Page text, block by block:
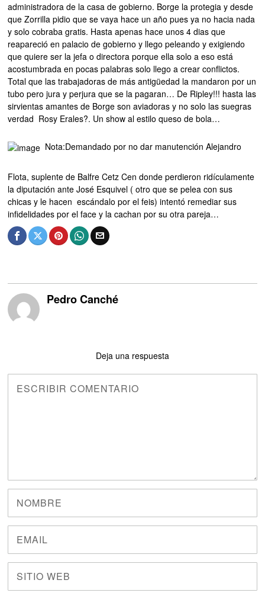
administradora de la casa de gobierno. Borge la protegia y desde
que Zorrilla pidio que se vaya hace un año pues ya no hacia nada
y solo cobraba gratis. Hasta apenas hace unos 4 dias que
reapareció en palacio de gobierno y llego peleando y exigiendo
que quiere ser la jefa o directora porque ella solo a eso está
acostumbrada en pocas palabras solo llego a crear conflictos.
Total que las trabajadoras de más antigüedad la mandaron por un
tubo pero jura y perjura que se la pagaran… De Ripley!!! hasta las
sirvientas amantes de Borge son aviadoras y no solo las suegras
verdad Rosy Erales?. Un show al estilo queso de bola…
Nota:Demandado por no dar manutención Alejandro
Flota, suplente de Balfre Cetz Cen donde perdieron ridículamente
la diputación ante José Esquivel ( otro que se pelea con sus
chicas y le hacen escándalo por el feis) intentó remediar sus
infidelidades por el face y la cachan por su otra pareja…
Pedro Canché
Deja una respuesta